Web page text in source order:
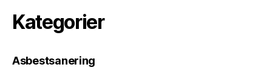
Kategorier
Asbestsanering